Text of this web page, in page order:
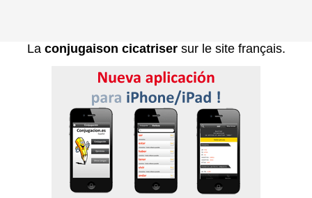
La conjugaison cicatrisersur le site français.